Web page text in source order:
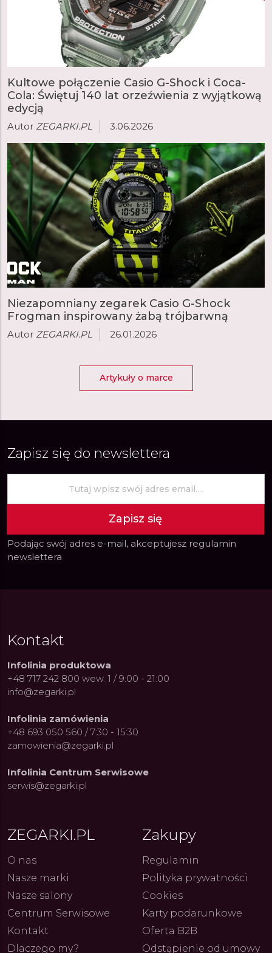
i Dostępny Luksus z
27.07.2026
Fenomen marki Festina. Od
kolarskich pasji do ikonicznych
Autor ZEGARKI.PL 4.08.2026
Kultowe połączenie Casio G-Shock i Coca-
Cola: Świętuj 140 lat orzeźwienia z wyjątkową
edycją
Autor ZEGARKI.PL 3.06.2026
Niezapomniany zegarek Casio G-Shock
Frogman inspirowany żabą trójbarwną
Autor ZEGARKI.PL 26.01.2026
Artykuły o marce
Zapisz się do newslettera
Zapisz się
Podając swój adres e-mail, akceptujesz regulamin
newslettera
Kontakt
Infolinia produktowa
+48 717 242 800 wew. 1 / 9:00 - 21:00
info@zegarki.pl
Infolinia zamówienia
+48 693 050 560 / 7:30 - 15:30
zamowienia@zegarki.pl
Infolinia Centrum Serwisowe
serwis@zegarki.pl
ZEGARKI.PL
O nas
Nasze marki
Nasze salony
Centrum Serwisowe
Kontakt
Dlaczego my?
Zakupy
Regulamin
Polityka prywatności
Cookies
Karty podarunkowe
Oferta B2B
Odstąpienie od umowy